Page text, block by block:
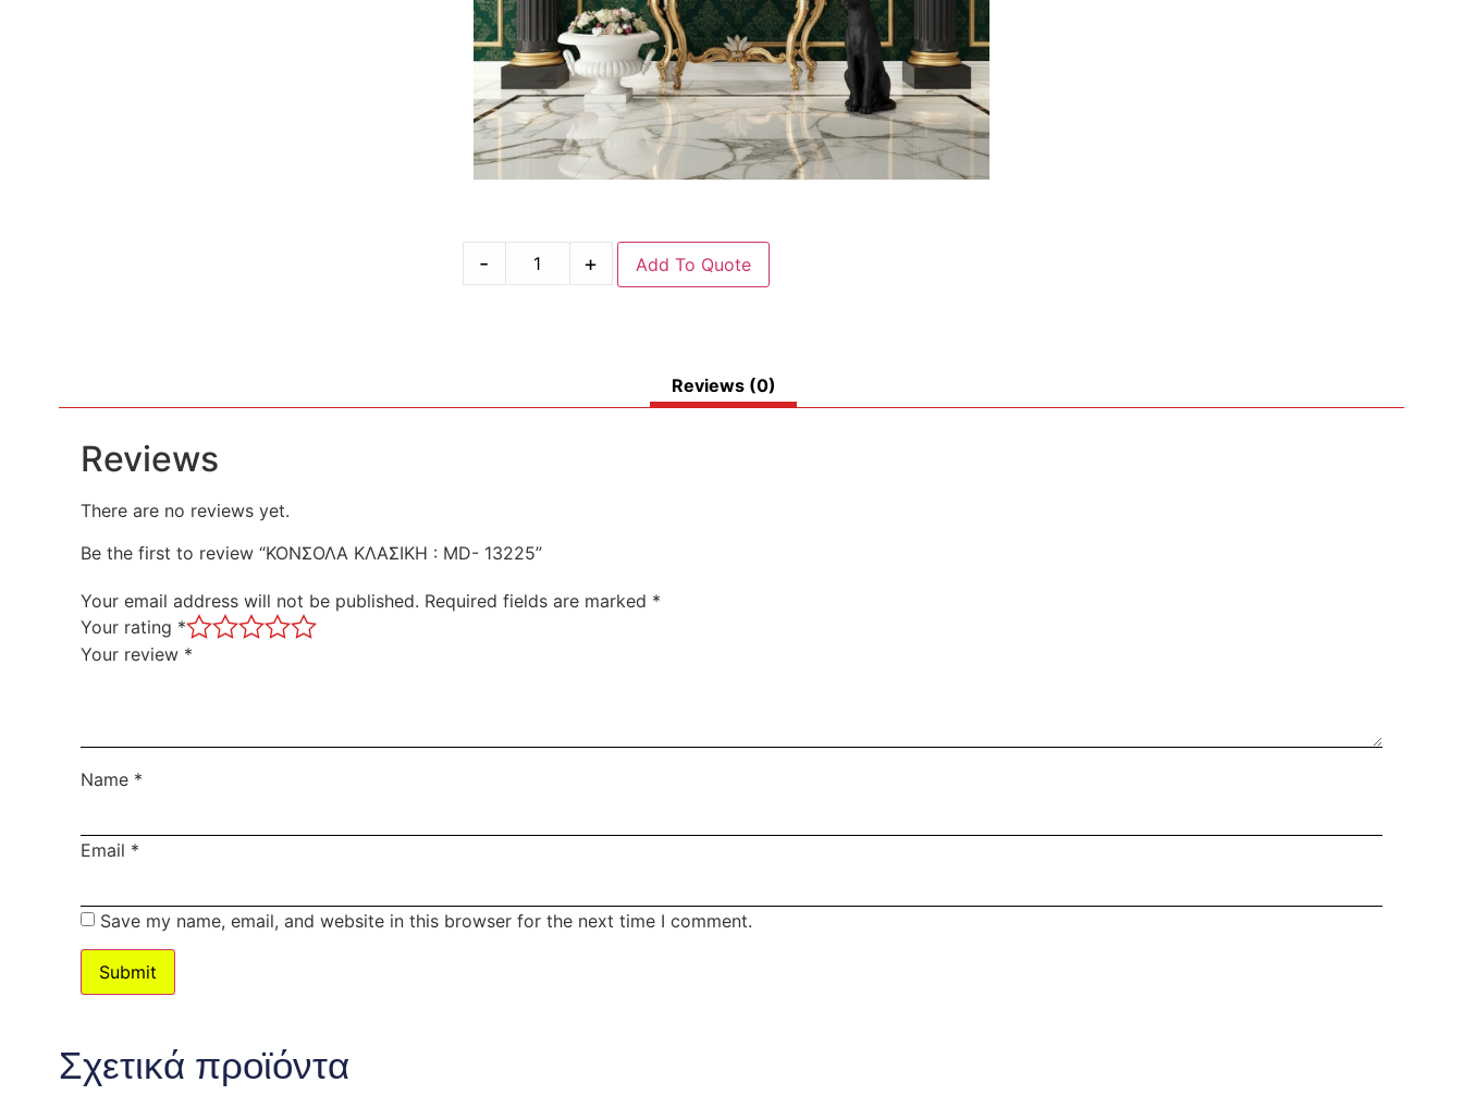
- + Add To Quote
Reviews (0)
Reviews
There are no reviews yet.
Be the first to review “ΚΟΝΣΟΛΑ ΚΛΑΣΙΚΗ : MD- 13225”
Your email address will not be published. Required fields are marked *
Your rating *
Your review *
Name *
Email *
Save my name, email, and website in this browser for the next time I comment.
Σχετικά προϊόντα